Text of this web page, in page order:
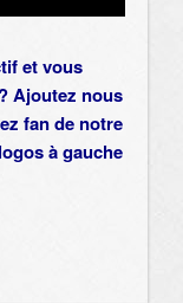
et vous
Ajoutez nous
fan de notre
à gauche